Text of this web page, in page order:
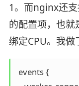
1。而nginx还
的配置项，也
绑定CPU。我做
events {